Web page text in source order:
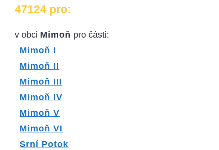
47124 pro:
v obci Mimoň pro části:
Mimoň I
Mimoň II
Mimoň III
Mimoň IV
Mimoň V
Mimoň VI
Srní Potok